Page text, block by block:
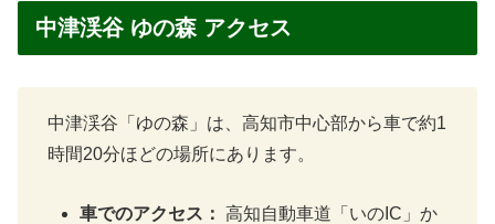
中津渓谷 ゆの森 アクセス
中津渓谷「ゆの森」は、高知市中心部から車で約1
時間20分ほどの場所にあります。
車でのアクセス： 高知自動車道「いのIC」か